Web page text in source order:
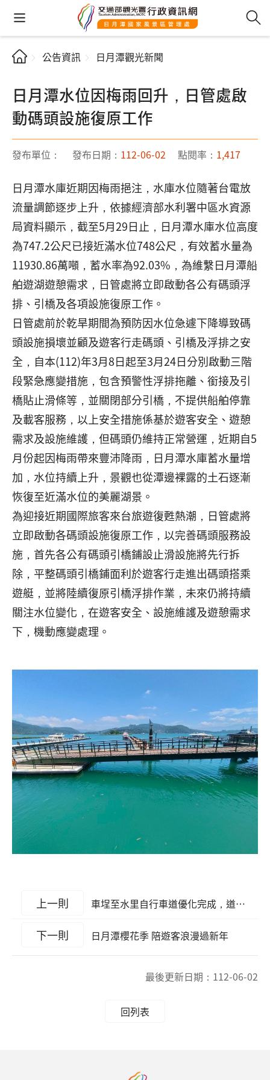
公告資訊 日月潭觀光新聞
日月潭水位因梅雨回升，日管處啟
動碼頭設施復原工作
發布單位： 發布日期： 112-06-02 點閱率： 1,417
日月潭水庫近期因梅雨挹注，水庫水位隨著台電放
流量調節逐步上升，依據經濟部水利署中區水資源
局資料顯示，截至5月29日止，日月潭水庫水位高度
為747.2公尺已接近滿水位748公尺，有效蓄水量為
11930.86萬噸，蓄水率為92.03%，為維繫日月潭船
舶遊湖遊憩需求，日管處將立即啟動各公有碼頭浮
排、引橋及各項設施復原工作。
日管處前於乾旱期間為預防因水位急遽下降導致碼
頭設施損壞並顧及遊客行走碼頭、引橋及浮排之安
全，自本(112)年3月8日起至3月24日分別啟動三階
段緊急應變措施，包含預警性浮排拖離、銜接及引
橋貼止滑條等，並關閉部分引橋，不提供船舶停靠
及載客服務，以上安全措施係基於遊客安全、遊憩
需求及設施維護，但碼頭仍維持正常營運，近期自5
月份起因梅雨帶來豐沛降雨，日月潭水庫蓄水量增
加，水位持續上升，景觀也從潭邊裸露的土石逐漸
恢復至近滿水位的美麗湖景。
為迎接近期國際旅客來台旅遊復甦熱潮，日管處將
立即啟動各碼頭設施復原工作，以完善碼頭服務設
施，首先各公有碼頭引橋鋪設止滑設施將先行拆
除，平整碼頭引橋鋪面利於遊客行走進出碼頭搭乘
遊艇，並將陸續復原引橋浮排作業，未來仍將持續
關注水位變化，在遊客安全、設施維護及遊憩需求
下，機動應變處理。
上一則 車埕至水里自行車道優化完成，道路安全更升級！
下一則 日月潭櫻花季 陪遊客浪漫過新年
最後更新日期： 112-06-02
回列表